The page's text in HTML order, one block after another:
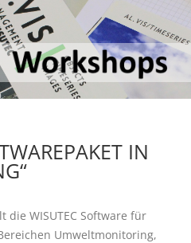
IN
die WISUTEC Software für
Umweltmonitoring,